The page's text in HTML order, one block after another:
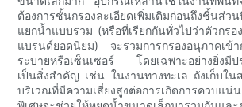
ต้องการชั้นกรองละเอียดเพิ่มเติมก่อนถึงชิ้นส่ว
แยกน้ำแบบรวม (หรือที่เรียกกันทั่วไปว่าตัวกร
แบรนด์ยอดนิยม) จะรวมการกรองอนุภาคเข้า
ระบายหรือเซ็นเซอร์ โดยเฉพาะอย่างยิ่งมี
เป็นสิ่งสำคัญ เช่น ในงานทางทะเล ถังเก็บใ
บริเวณที่มีความเสี่ยงสูงต่อการเกิดการควบแ